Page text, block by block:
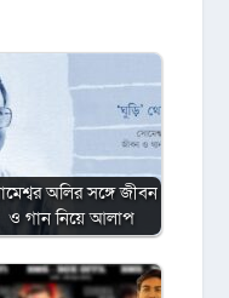
অলির সঙ্গে জীবন
ও গান নিয়ে আলাপ